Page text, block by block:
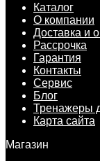
Каталог
О компании
Доставка и
Рассрочка
Гарантия
Контакты
Сервис
Блог
Тренажеры
Карта сайта
Магазин